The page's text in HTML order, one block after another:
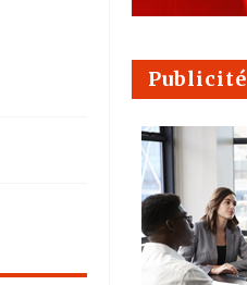
Publicité